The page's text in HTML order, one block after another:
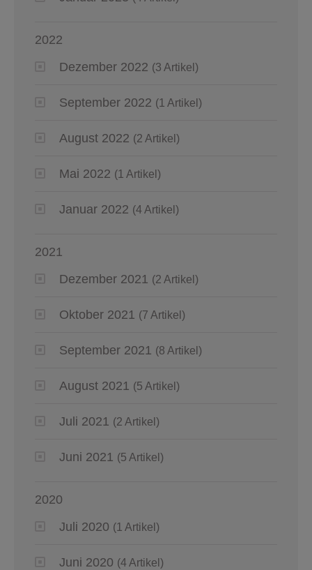
2022
Dezember 2022 (3 Artikel)
September 2022 (1 Artikel)
August 2022 (2 Artikel)
Mai 2022 (1 Artikel)
Januar 2022 (4 Artikel)
2021
Dezember 2021 (2 Artikel)
Oktober 2021 (7 Artikel)
September 2021 (8 Artikel)
August 2021 (5 Artikel)
Juli 2021 (2 Artikel)
Juni 2021 (5 Artikel)
2020
Juli 2020 (1 Artikel)
Juni 2020 (4 Artikel)